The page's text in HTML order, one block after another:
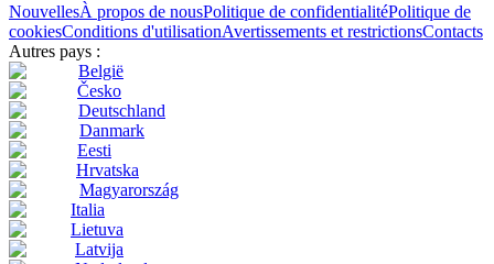
NouvellesÀ propos de nousPolitique de confidentialitéPolitique de
cookiesConditions d'utilisationAvertissements et restrictionsContacts
Autres pays :
België
Česko
Deutschland
Danmark
Eesti
Hrvatska
Magyarország
Italia
Lietuva
Latvija